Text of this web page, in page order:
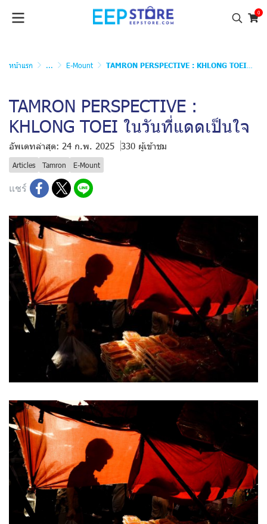
0
หน้าแรก ... E-Mount TAMRON PERSPECTIVE : KHLONG TOEI ในวันที่แดดเป็นใจ
TAMRON PERSPECTIVE :
KHLONG TOEI ในวันที่แดดเป็นใจ
อัพเดทล่าสุด: 24 ก.พ. 2025 330 ผู้เข้าชม
Articles Tamron E-Mount
แชร์